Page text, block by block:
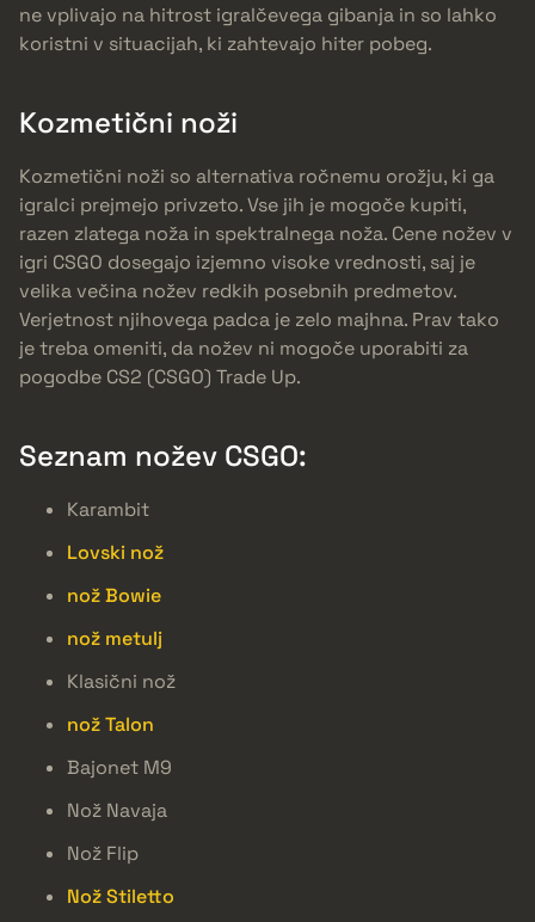
ne vplivajo na hitrost igralčevega gibanja in so lahko
koristni v situacijah, ki zahtevajo hiter pobeg.
Kozmetični noži
Kozmetični noži so alternativa ročnemu orožju, ki ga
igralci prejmejo privzeto. Vse jih je mogoče kupiti,
razen zlatega noža in spektralnega noža. Cene nožev v
igri CSGO dosegajo izjemno visoke vrednosti, saj je
velika večina nožev redkih posebnih predmetov.
Verjetnost njihovega padca je zelo majhna. Prav tako
je treba omeniti, da nožev ni mogoče uporabiti za
pogodbe CS2 (CSGO) Trade Up.
Seznam nožev CSGO:
Karambit
Lovski nož
nož Bowie
nož metulj
Klasični nož
nož Talon
Bajonet M9
Nož Navaja
Nož Flip
Nož Stiletto